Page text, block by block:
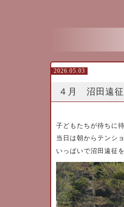
2026.05.03
４月 沼田遠征
子どもたちが待ちに
当日は朝からテンシ
いっぱいで沼田遠征